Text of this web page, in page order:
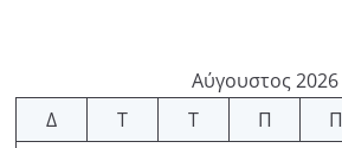
Αύγουστος 2026
Δ
Τ Τ Π Π